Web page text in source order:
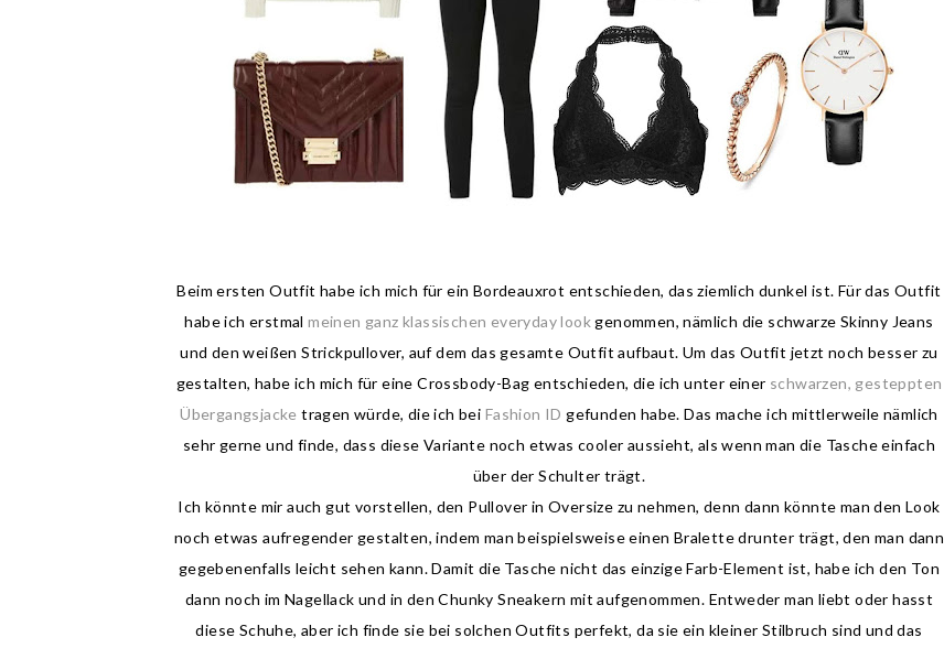
Beim ersten Outfit habe ich mich für ein Bordeauxrot entschieden, das ziemlich dunkel ist. Für das Outfit
habe ich erstmalmeinen ganz klassischen everyday lookgenommen, nämlich die schwarze Skinny Jeans
und den weißen Strickpullover, auf dem das gesamte Outfit aufbaut. Um das Outfit jetzt noch besser zu
gestalten, habe ich mich für eine Crossbody-Bag entschieden, die ich unter einer schwarzen, gesteppten
Übergangsjacke tragen würde, die ich bei Fashion ID gefunden habe. Das mache ich mittlerweile nämlich
sehr gerne und finde, dass diese Variante noch etwas cooler aussieht, als wenn man die Tasche einfach
über der Schulter trägt.
Ich könnte mir auch gut vorstellen, den Pullover in Oversize zu nehmen, denn dann könnte man den Look
noch etwas aufregender gestalten, indem man beispielsweise einen Bralette drunter trägt, den man dann
gegebenenfalls leicht sehen kann. Damit die Tasche nicht das einzige Farb-Element ist, habe ich den Ton
dann noch im Nagellack und in den Chunky Sneakern mit aufgenommen. Entweder man liebt oder hasst
diese Schuhe, aber ich finde sie bei solchen Outfits perfekt, da sie ein kleiner Stilbruch sind und das